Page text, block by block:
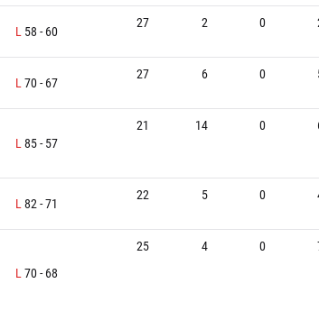
L 58 - 60
27 2 0
L70- 67
27 6 0
L85- 57
21 14 0
L82-71
22 5 0
L70- 68
25 4 0